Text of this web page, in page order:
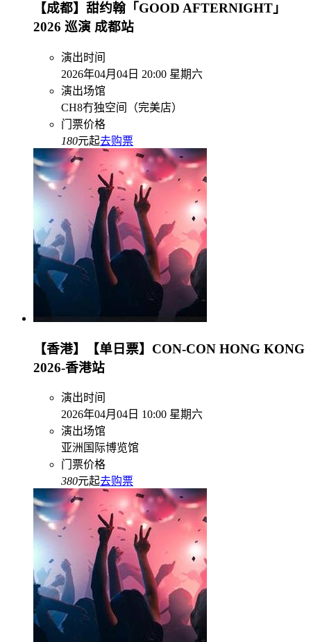
【成都】甜约翰「GOOD AFTERNIGHT」
2026 巡演 成都站
演出时间
2026年04月04日 20:00 星期六
演出场馆
CH8冇独空间（完美店）
门票价格
180元起去购票
【香港】【单日票】CON-CON HONG KONG
2026-香港站
演出时间
2026年04月04日 10:00 星期六
演出场馆
亚洲国际博览馆
门票价格
380元起去购票